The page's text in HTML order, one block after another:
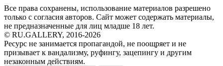
Все права сохранены, использование материалов разрешено
только с согласия авторов. Сайт может содержать материалы,
не предназначенные для лиц младше 18 лет.
© RU.GALLERY, 2016-2026
Ресурс не занимается пропагандой, не поощряет и не
призывает к вандализму, руфингу, зацепингу и другим
незаконным действиям.